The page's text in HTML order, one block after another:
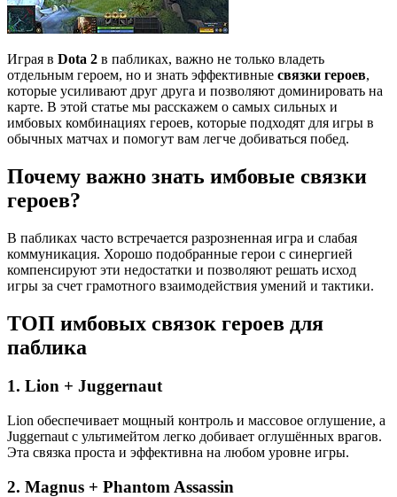
Играя в Dota 2 в пабликах, важно не только владеть
отдельным героем, но и знать эффективные связки героев,
которые усиливают друг друга и позволяют доминировать на
карте. В этой статье мы расскажем о самых сильных и
имбовых комбинациях героев, которые подходят для игры в
обычных матчах и помогут вам легче добиваться побед.
Почему важно знать имбовые связки
героев?
В пабликах часто встречается разрозненная игра и слабая
коммуникация. Хорошо подобранные герои с синергией
компенсируют эти недостатки и позволяют решать исход
игры за счет грамотного взаимодействия умений и тактики.
ТОП имбовых связок героев для
паблика
1. Lion + Juggernaut
Lion обеспечивает мощный контроль и массовое оглушение, а
Juggernaut с ультимейтом легко добивает оглушённых врагов.
Эта связка проста и эффективна на любом уровне игры.
2. Magnus + Phantom Assassin